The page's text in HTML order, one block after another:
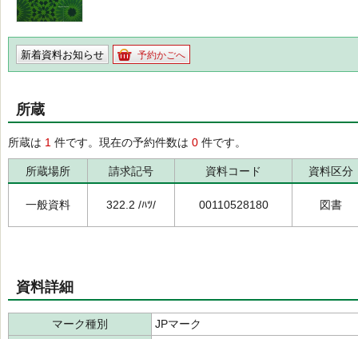
新着資料お知らせ 予約かごへ
所蔵
所蔵は 1 件です。現在の予約件数は 0 件です。
所蔵場所 請求記号 資料コード 資料区分
一般資料 322.2 /ﾊﾂ/ 00110528180 図書
資料詳細
マーク種別
JPマーク